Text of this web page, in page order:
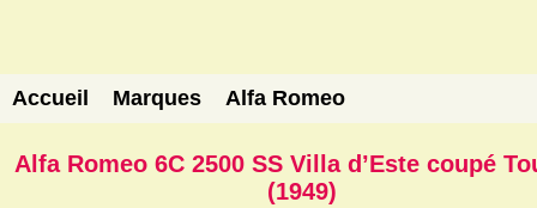
Accueil Marques Alfa Romeo
Alfa Romeo 6C 2500 SS Villa d’Este coupé
(1949)